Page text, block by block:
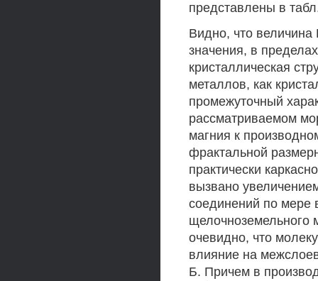
представлены в
Видно, что
значения, в
кристаллическая
металлов, как
промежуточный
рассматриваемом
магния к
фрактальной
практически
вызвано
соединений по мере
щелочноземельного
очевидно, что
влияние на
Б. Причем в